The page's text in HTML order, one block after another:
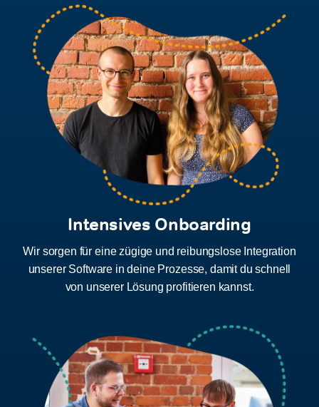
Intensives Onboarding
Wir sorgen für eine zügige und reibungslose Integration
unserer Software in deine Prozesse, damit du schnell
von unserer Lösung profitieren kannst.